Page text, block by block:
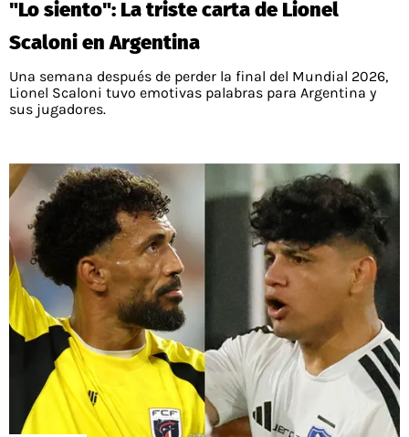
PALESTINO
UNION ESPAÑOLA
CAMPEONATO NACIONAL
GUÍAS
PRONÓSTICOS
COPA LIBERTADORES
COPA SUDAMERICANA
CHAMPIONS LEAGUE
EUROPA LEAGUE
SERIE A
LA LIGA
CHILENOS EN EL EXTERIOR
CHILENOS POR EL MUNDO
ALEXIS SANCHEZ
DARIO OSORIO
DAMIAN PIZARRO
MERCADO DE FICHAJES
TENIS
ELIMINATORIAS CONMEBOL
FEMENINO
QUIENES SOMOS
TÉRMINOS Y CONDICIONES
AGENDA
POLÍTICAS DE PRIVACIDAD
SELECCIÓN CHILENA
COLO COLO
UNIVERSIDAD DE CHILE
UNIVERSIDAD CATÓLICA
CAMPEONATO NACIONAL
"Lo siento": La triste carta de Lionel
Scaloni en Argentina
Una semana después de perder la final del Mundial 2026,
Lionel Scaloni tuvo emotivas palabras para Argentina y
sus jugadores.